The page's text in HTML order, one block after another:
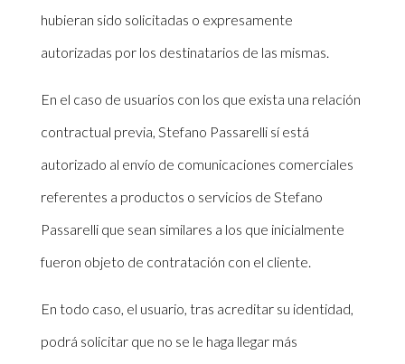
hubieran sido solicitadas o expresamente
autorizadas por los destinatarios de las mismas.
En el caso de usuarios con los que exista una relación
contractual previa, Stefano Passarelli sí está
autorizado al envío de comunicaciones comerciales
referentes a productos o servicios de Stefano
Passarelli que sean similares a los que inicialmente
fueron objeto de contratación con el cliente.
En todo caso, el usuario, tras acreditar su identidad,
podrá solicitar que no se le haga llegar más